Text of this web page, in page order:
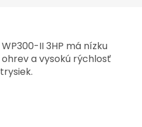
II 3HP má nízku
a vysokú rýchlosť